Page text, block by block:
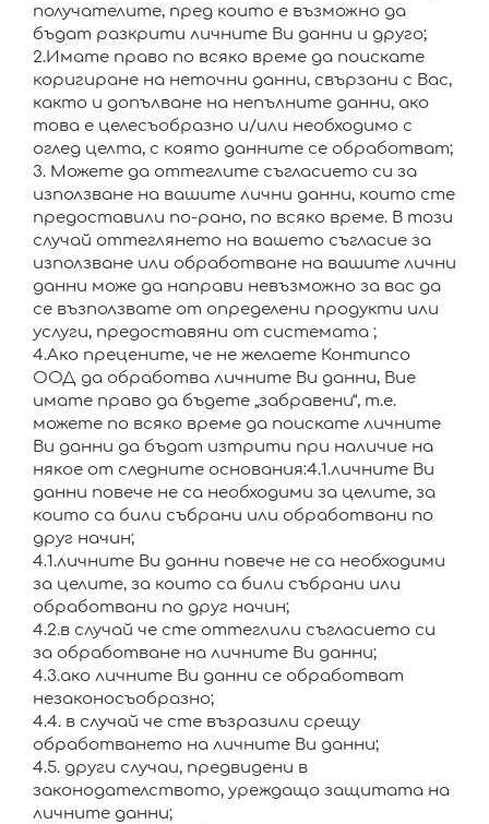
получателите, пред които е възможно да
бъдат разкрити личните Ви данни и друго;
2.Имате право по всяко време да поискате
коригиране на неточни данни, свързани с Вас,
както и допълване на непълните данни, ако
това е целесъобразно и/или необходимо с
оглед целта, с която данните се обработват;
3. Можете да оттеглите съгласието си за
използване на вашите лични данни, които сте
предоставили по-рано, по всяко време. В този
случай оттеглянето на вашето съгласие за
използване или обработване на вашите лични
данни може да направи невъзможно за вас да
се възползвате от определени продукти или
услуги, предоставяни от системата ;
4.Ако прецените, че не желаете Контипсо
ООД да обработва личните Ви данни, Вие
имате право да бъдете „забравени“, т.е.
можете по всяко време да поискате личните
Ви данни да бъдат изтрити при наличие на
някое от следните основания:4.1.личните Ви
данни повече не са необходими за целите, за
които са били събрани или обработвани по
друг начин;
4.1.личните Ви данни повече не са необходими
за целите, за които са били събрани или
обработвани по друг начин;
4.2.в случай че сте оттеглили съгласието си
за обработване на личните Ви данни;
4.3.ако личните Ви данни се обработват
незаконосъобразно;
4.4. в случай че сте възразили срещу
обработването на личните Ви данни;
4.5. други случаи, предвидени в
законодателството, уреждащо защитата на
личните данни;